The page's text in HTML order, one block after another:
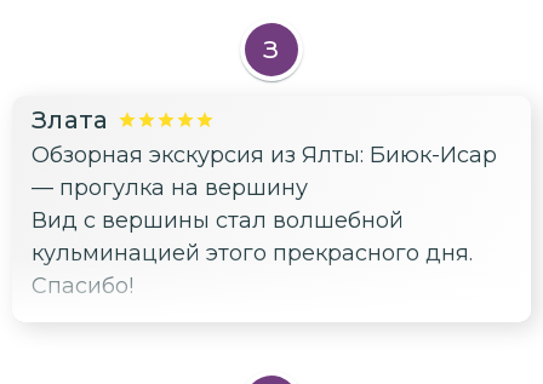
З
Злата
Обзорная экскурсия из Ялты: Биюк-Исар
— прогулка на вершину
Вид с вершины стал волшебной
кульминацией этого прекрасного дня.
Спасибо!